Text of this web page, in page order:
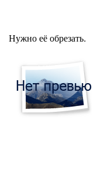
Нужно её обрезать.